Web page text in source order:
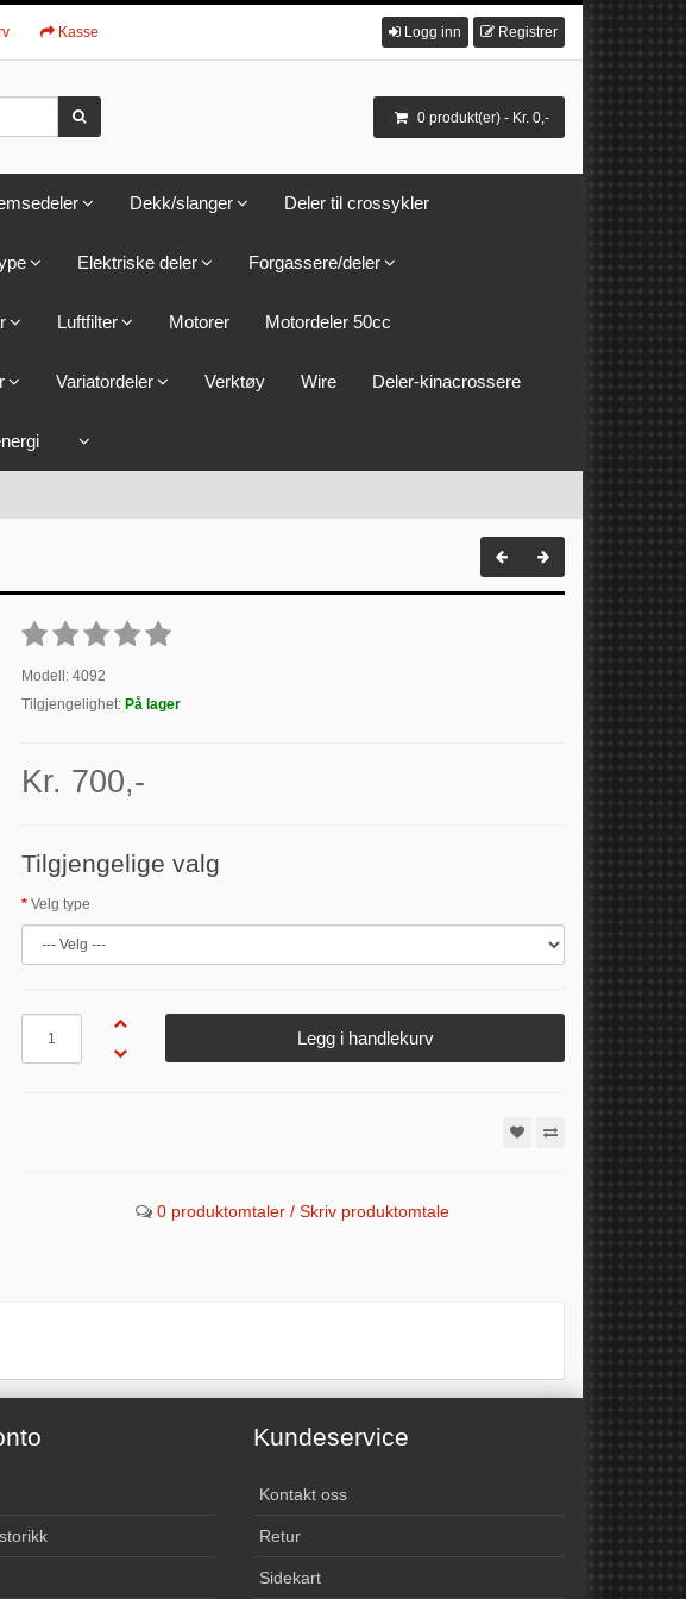
Kasse Logg inn Registrer
0 produkt(er) - Kr. 0,-
Dekk/slanger Deler til crossykler
Elektriske deler Forgassere/deler
Luftfilter Motorer Motordeler 50cc
Variatordeler Verktøy Wire Deler-kinacrossere
Modell: 4092
Tilgjengelighet: På lager
Kr. 700,-
Tilgjengelige valg
Velg type
Legg i handlekurv
0 produktomtaler / Skriv produktomtale
Kundeservice
Kontakt oss
Retur
Sidekart